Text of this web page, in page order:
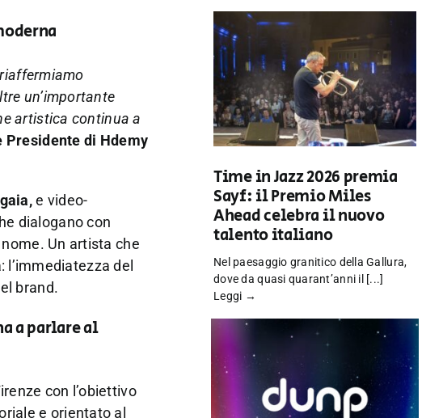
un’importante
artistica continua a
Presidente di Hdemy
e video-
dialogano con
Un artista che
del
brand.
a parlare al
con l’obiettivo
e orientato al
Time in Jazz 2026 premia
Sayf: il Premio Miles
Ahead celebra il nuovo
talento italiano
Nel paesaggio granitico della Gallura,
dove da quasi quarant’anni il [...]
Leggi →